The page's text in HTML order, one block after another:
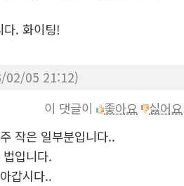
. 화이팅!
02/05 21:12)
이 댓글이
좋아요
싫어요
작은 일부분입니다..
입니다.
갑시다..